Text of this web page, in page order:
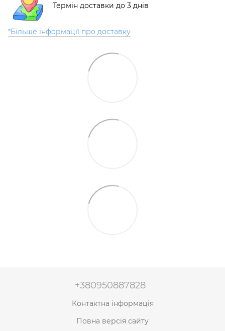
Термін доставки до 3 днів
*Більше інформації про доставку
+380950887828
Контактна інформація
Повна версія сайту